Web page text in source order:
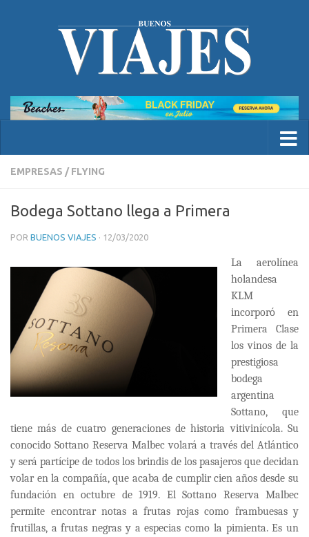
EMPRESAS / FLYING
Bodega Sottano llega a Primera
POR BUENOS VIAJES · 12/03/2020
La aerolínea
holandesa
KLM
incorporó en
Primera Clase
los vinos de la
prestigiosa
bodega
argentina
Sottano, que
tiene más de cuatro generaciones de historia vitivinícola. Su
conocido Sottano Reserva Malbec volará a través del Atlántico
y será partícipe de todos los brindis de los pasajeros que decidan
volar en la compañía, que acaba de cumplir cien años desde su
fundación en octubre de 1919. El Sottano Reserva Malbec
permite encontrar notas a frutas rojas como frambuesas y
frutillas, a frutas negras y a especias como la pimienta. Es un